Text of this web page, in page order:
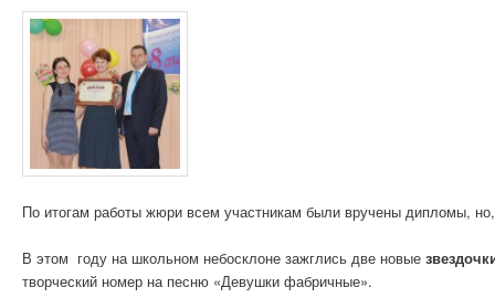
По итогам работы жюри всем участникам были вручены дипломы,
В этом году на школьном небосклоне зажглись две новые
творческий номер на песню «Девушки фабричные».